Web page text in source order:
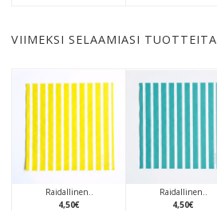
VIIMEKSI SELAAMIASI TUOTTEITA
Raidallinen..
4,50€
Raidallinen..
4,50€